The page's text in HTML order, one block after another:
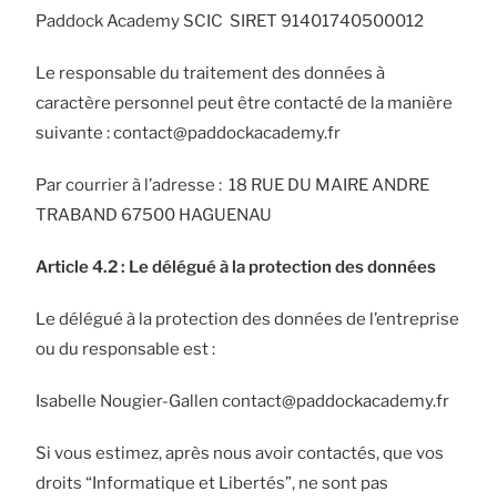
Paddock Academy SCIC SIRET 91401740500012
Le responsable du traitement des données à
caractère personnel peut être contacté de la manière
suivante : contact@paddockacademy.fr
Par courrier à l’adresse : 18 RUE DU MAIRE ANDRE
TRABAND 67500 HAGUENAU
Article 4.2 : Le délégué à la protection des données
Le délégué à la protection des données de l’entreprise
ou du responsable est :
Isabelle Nougier-Gallen contact@paddockacademy.fr
Si vous estimez, après nous avoir contactés, que vos
droits “Informatique et Libertés”, ne sont pas